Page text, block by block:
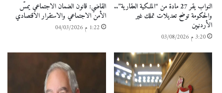
النواب يقر 27 مادة من “الملكية العقارية”..
والحكومة توضح تعديلات تملك غير
الأردنيين
3:20 م 03/08/2026
القاضي: قانون الضمان الاجتماعي يمسّ
الأمن الاجتماعي والاستقرار الاقتصادي
1:22 م 04/03/2026